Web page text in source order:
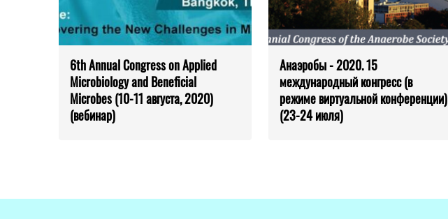
6th Annual Congress on Applied
Microbiology and Beneficial
Microbes (10-11 августа, 2020)
(вебинар)
Анаэробы - 2020. 15
международный конгресс (в
режиме виртуальной конференции)
(23-24 июля)